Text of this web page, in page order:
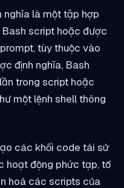
là một tập hợp
script hoặc được
tùy thuộc vào
định nghĩa, Bash
trong script hoặc
một lệnh shell thông
các khối code tái sử
hoạt động phức tạp, tổ
hoá các scripts của